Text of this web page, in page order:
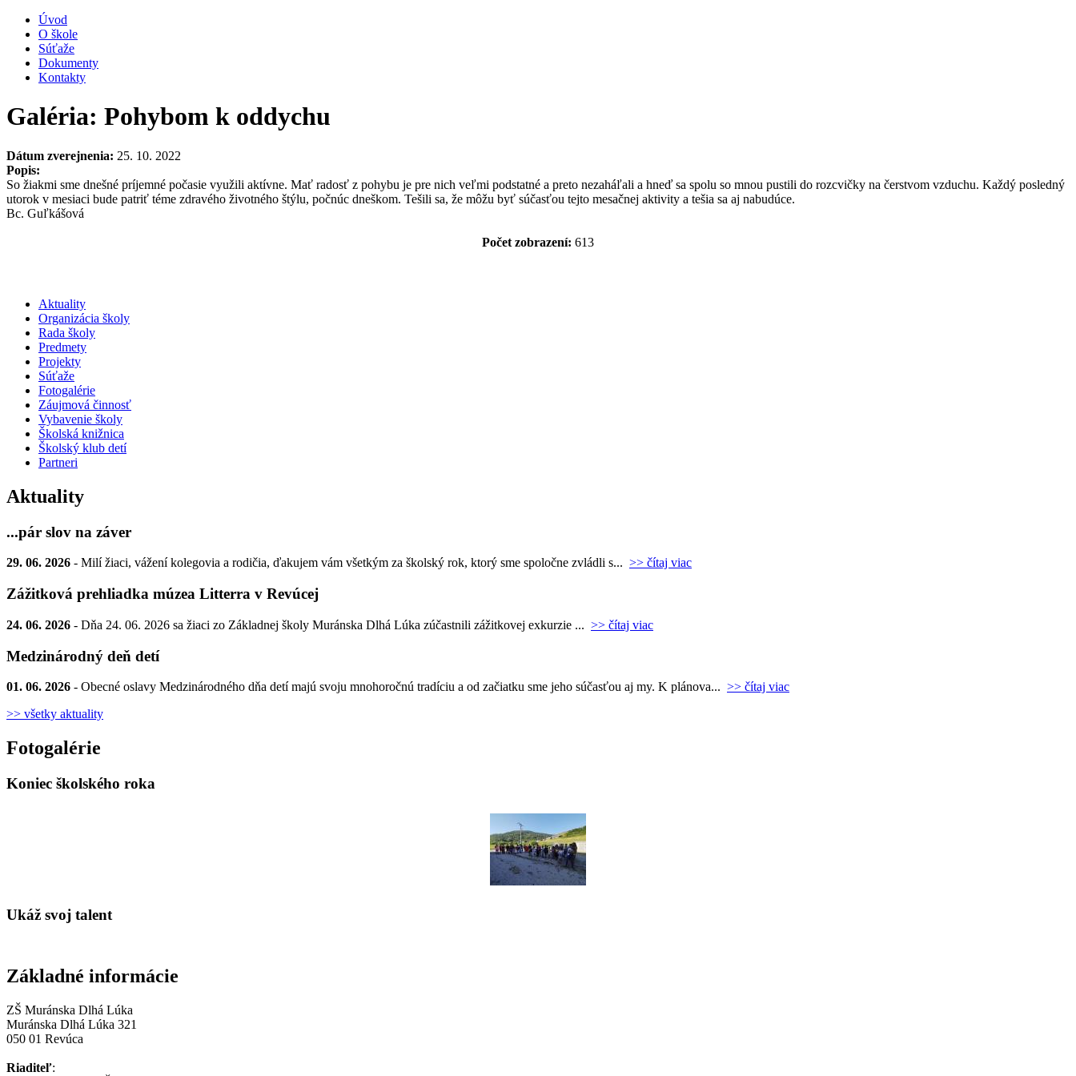
Úvod
O škole
Súťaže
Dokumenty
Kontakty
Galéria: Pohybom k oddychu
Dátum zverejnenia: 25. 10. 2022
Popis:
So žiakmi sme dnešné príjemné počasie využili aktívne. Mať radosť z pohybu je pre nich veľmi podstatné a preto nezaháľali a hneď sa spolu so mnou pustili do rozcvičky na čerstvom vzduchu. Každý posledný
utorok v mesiaci bude patriť téme zdravého životného štýlu, počnúc dneškom. Tešili sa, že môžu byť súčasťou tejto mesačnej aktivity a tešia sa aj nabudúce.
Bc. Guľkášová
Počet zobrazení: 613
Aktuality
Organizácia školy
Rada školy
Predmety
Projekty
Súťaže
Fotogalérie
Záujmová činnosť
Vybavenie školy
Školská knižnica
Školský klub detí
Partneri
Aktuality
...pár slov na záver
29. 06. 2026 - Milí žiaci, vážení kolegovia a rodičia, ďakujem vám všetkým za školský rok, ktorý sme spoločne zvládli s... >> čítaj viac
Zážitková prehliadka múzea Litterra v Revúcej
24. 06. 2026 - Dňa 24. 06. 2026 sa žiaci zo Základnej školy Muránska Dlhá Lúka zúčastnili zážitkovej exkurzie ... >> čítaj viac
Medzinárodný deň detí
01. 06. 2026 - Obecné oslavy Medzinárodného dňa detí majú svoju mnohoročnú tradíciu a od začiatku sme jeho súčasťou aj my. K plánova... >> čítaj viac
>> všetky aktuality
Fotogalérie
Koniec školského roka
Ukáž svoj talent
Základné informácie
ZŠ Muránska Dlhá Lúka
Muránska Dlhá Lúka 321
050 01 Revúca
Riaditeľ: